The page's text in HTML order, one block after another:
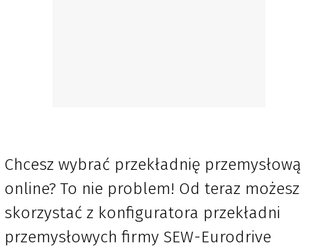
Chcesz wybrać przekładnię przemysłową
online? To nie problem! Od teraz możesz
skorzystać z konfiguratora przekładni
przemysłowych firmy SEW-Eurodrive